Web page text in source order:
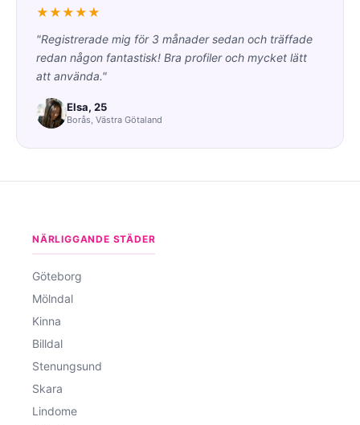
★★★★★
"Registrerade mig för 3 månader sedan och träffade
redan någon fantastisk! Bra profiler och mycket lätt
att använda."
Elsa, 25
Borås, Västra Götaland
NÄRLIGGANDE STÄDER
Göteborg
Mölndal
Kinna
Billdal
Stenungsund
Skara
Lindome